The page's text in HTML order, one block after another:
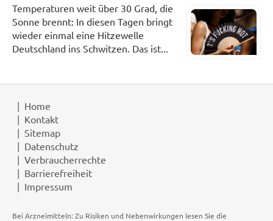
Temperaturen weit über 30 Grad, die
Sonne brennt: In diesen Tagen bringt
wieder einmal eine Hitzewelle
Deutschland ins Schwitzen. Das ist...
Home
Kontakt
Sitemap
Datenschutz
Verbraucherrechte
Barrierefreiheit
Impressum
Bei Arzneimitteln: Zu Risiken und Nebenwirkungen lesen Sie die